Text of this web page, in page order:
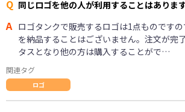
Q 同じロゴを他の人が利用することはありま
A ロゴタンクで販売するロゴは1点ものです
を納品することはございません。注文が完
タスとなり他の方は購入することがで…
関連タグ
ロゴ